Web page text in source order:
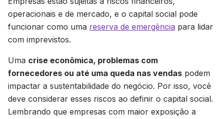
operacionais e de mercado, e o capital social pode
funcionar como uma reserva de emergência para lidar
com imprevistos.
Uma crise econômica, problemas com
fornecedores ou até uma queda nas vendas podem
impactar a sustentabilidade do negócio. Por isso, você
deve considerar esses riscos ao definir o capital social.
Lembrando que empresas com maior exposição a